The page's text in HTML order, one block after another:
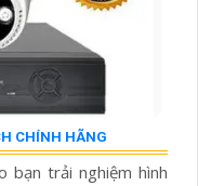
CHÍNH HÃNG
bạn trải nghiệm hình